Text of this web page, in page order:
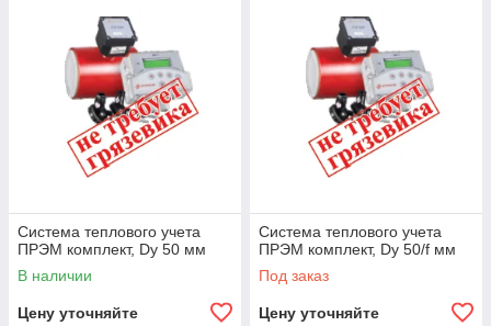
Система теплового учета
ПРЭМ комплект, Dy 50 мм
В наличии
Цену уточняйте
Система теплового учета
ПРЭМ комплект, Dy 50/f мм
Под заказ
Цену уточняйте